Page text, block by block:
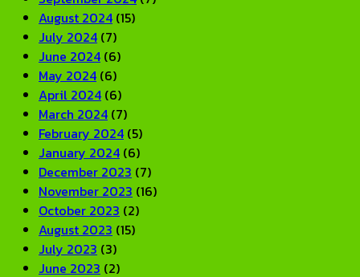
August 2024 (15)
July 2024 (7)
June 2024 (6)
May 2024 (6)
April 2024 (6)
March 2024 (7)
February 2024 (5)
January 2024 (6)
December 2023 (7)
November 2023 (16)
October 2023 (2)
August 2023 (15)
July 2023 (3)
June 2023 (2)